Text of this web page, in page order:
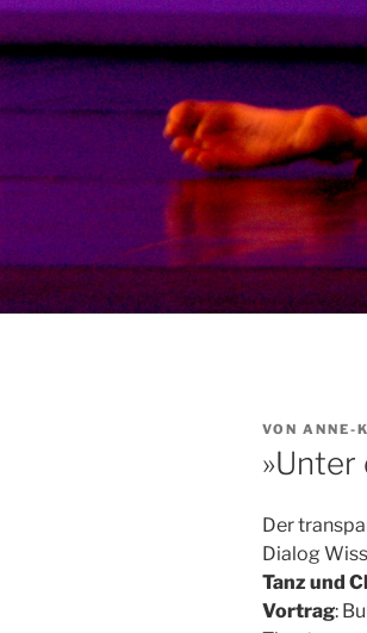
AM
VON ANNE-
»Unter
Der
Dialog
Tanz und
Vortrag: